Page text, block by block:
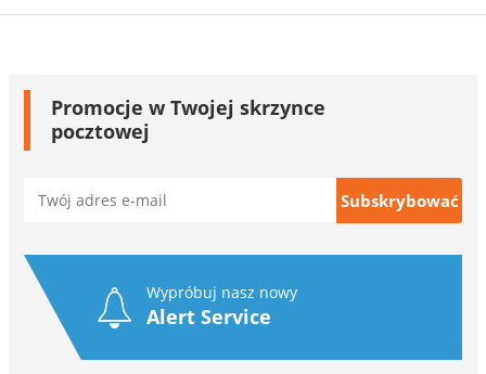
Promocje w Twojej skrzynce
pocztowej
Wypróbuj nasz nowy
Alert Service